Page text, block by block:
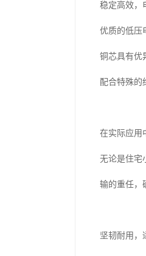
稳定高效，
优质的低压
铜芯具有优
配合特殊的
在实际应用
无论是住宅
输的重任，
坚韧耐用，